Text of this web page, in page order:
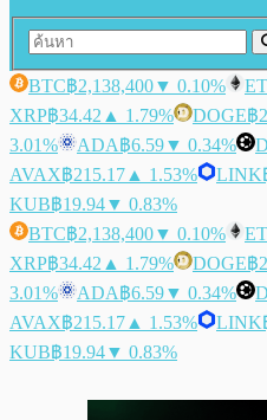
BTC฿2,138,400▼ 0.10%
XRP฿34.42 ▲ 1.79% DOGE฿
3.01%
ADA฿6.59▼ 0.34%
AVAX฿215.17 ▲ 1.53% LINK
KUB฿19.94▼ 0.83%
BTC฿2,138,400▼ 0.10%
XRP฿34.42 ▲ 1.79% DOGE฿
3.01%
ADA฿6.59▼ 0.34%
AVAX฿215.17 ▲ 1.53% LINK
KUB฿19.94▼ 0.83%